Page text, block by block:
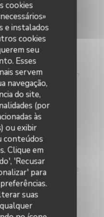
cookies
e instalados
cookies
seu
Esses
servem
navegação,
do site,
(por
às
ou exibir
conteúdos
Clique em
'Recusar
para
suas
Maison
mythique de cochon
difficile à prélever d’où
infiltré du gras
le Secreto dévoile des
38,00 EUR
350g
bacon, crème fraiche
frites et salades
à l’italienne
Wine House